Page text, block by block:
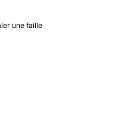
une faille